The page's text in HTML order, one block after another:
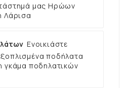
μας Ηρώων
Λάρισα
Ενοικιάστε
ποδήλατα
γκάμα ποδηλατικών